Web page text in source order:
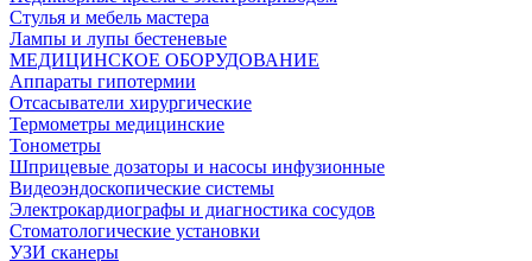
Стулья и мебель мастера
Лампы и лупы бестеневые
МЕДИЦИНСКОЕ ОБОРУДОВАНИЕ
Аппараты гипотермии
Отсасыватели хирургические
Термометры медицинские
Тонометры
Шприцевые дозаторы и насосы инфузионные
Видеоэндоскопические системы
Электрокардиографы и диагностика сосудов
Стоматологические установки
УЗИ сканеры